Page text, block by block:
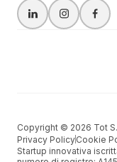
Copyright © 2026 Tot
Privacy PolicyCookie
Startup innovativa